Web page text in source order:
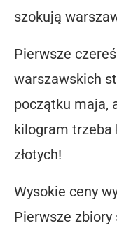
szokują
Pierwsze
warszawskich
początku maja,
kilogram trzeba
złotych!
Wysokie ceny
Pierwsze zbiory